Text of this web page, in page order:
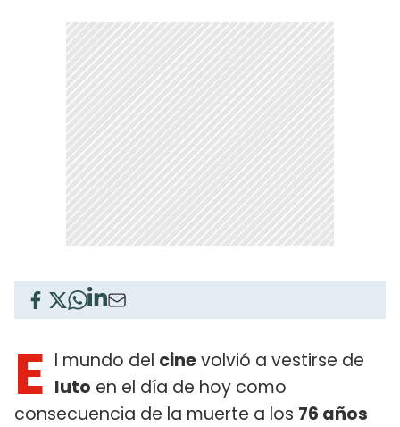
E l mundo del cinevolvió a vestirse de
luto en el día de hoy como
consecuencia de la muerte a los 76 años